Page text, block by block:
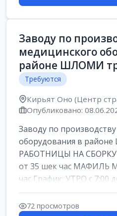
Заводу по
медицинского
районе ШЛОМИ
Требуются
Кирьят Оно (Центр
Опубликовано:
Заводу по
оборудования в
РАБОТНИЦЫ НА
от 35 шек час МАФИЛЬ
час График: УТРО с 7:00
д...
72 просмотров